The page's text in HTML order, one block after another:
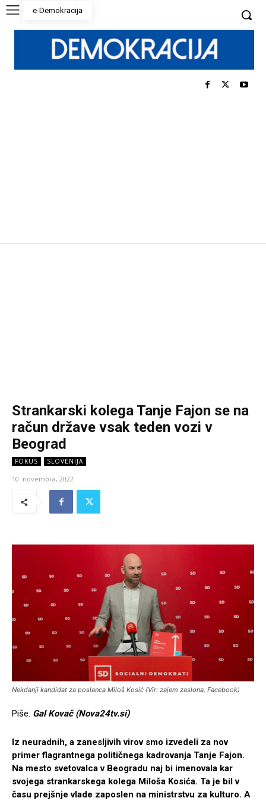
e-Demokracija
Strankarski kolega Tanje Fajon se na
račun države vsak teden vozi v
Beograd
FOKUS SLOVENIJA
10. novembra, 2022
Nekdanji kandidat za poslanca Miloš Kosić (Vir: zajem zaslona, Facebook)
Piše: Gal Kovač (Nova24tv.si)
Iz neuradnih, a zanesljivih virov smo izvedeli za nov
primer flagrantnega političnega kadrovanja Tanje Fajon.
Na mesto svetovalca v Beogradu naj bi imenovala kar
svojega strankarskega kolega Miloša Kosića. Ta je bil v
času prejšnje vlade zaposlen na ministrstvu za kulturo. A